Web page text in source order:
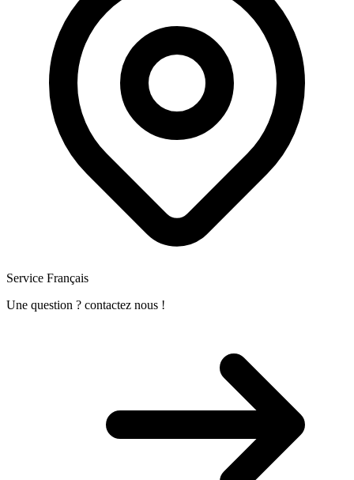
Service Français
Une question ? contactez nous !